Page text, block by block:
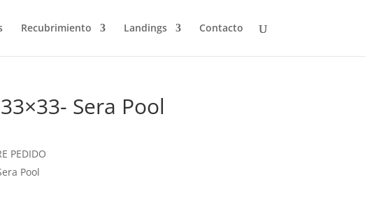
Recubrimiento Landings Contacto
Sera Pool
PEDIDO
Pool